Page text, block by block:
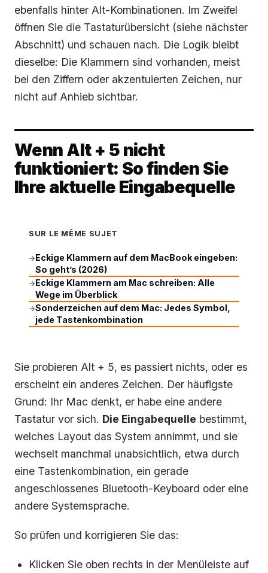
ebenfalls hinter Alt-Kombinationen. Im Zweifel
öffnen Sie die Tastaturübersicht (siehe nächster
Abschnitt) und schauen nach. Die Logik bleibt
dieselbe: Die Klammern sind vorhanden, meist
bei den Ziffern oder akzentuierten Zeichen, nur
nicht auf Anhieb sichtbar.
Wenn Alt + 5 nicht
funktioniert: So finden Sie
Ihre aktuelle Eingabequelle
SUR LE MÊME SUJET
→Eckige Klammern auf dem MacBook eingeben:
So geht’s (2026)
→Eckige Klammern am Mac schreiben: Alle
Wege im Überblick
→Sonderzeichen auf dem Mac: Jedes Symbol,
jede Tastenkombination
Sie probieren Alt + 5, es passiert nichts, oder es
erscheint ein anderes Zeichen. Der häufigste
Grund: Ihr Mac denkt, er habe eine andere
Tastatur vor sich. Die Eingabequelle bestimmt,
welches Layout das System annimmt, und sie
wechselt manchmal unabsichtlich, etwa durch
eine Tastenkombination, ein gerade
angeschlossenes Bluetooth-Keyboard oder eine
andere Systemsprache.
So prüfen und korrigieren Sie das:
Klicken Sie oben rechts in der Menüleiste auf